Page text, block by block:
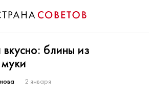
блины из
2 января